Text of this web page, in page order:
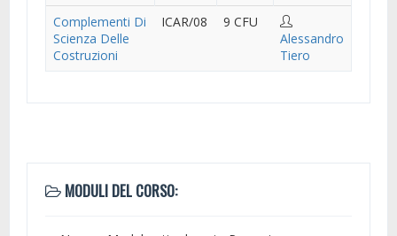
Complementi Di
Scienza Delle
Costruzioni
ICAR/08
9 CFU
Alessandro
Tiero
MODULI DEL CORSO: